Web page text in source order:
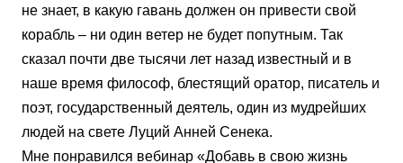
не знает, в какую гавань должен он привести свой
корабль – ни один ветер не будет попутным. Так
сказал почти две тысячи лет назад известный и в
наше время философ, блестящий оратор, писатель и
поэт, государственный деятель, один из мудрейших
людей на свете Луций Анней Сенека.
Мне понравился вебинар «Добавь в свою жизнь